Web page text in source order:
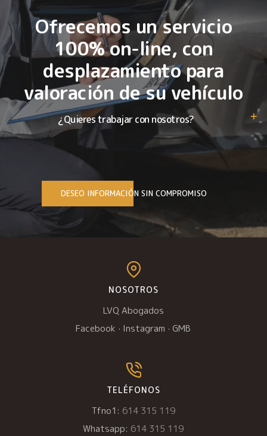
Ofrecemos un servicio
100% on-line, con
desplazamiento para
valoración de su vehículo
¿Quieres trabajar con nosotros?
DESEO INFORMACIÓN SIN COMPROMISO
NOSOTROS
LVQ Abogados
Facebook · Instagram · GMB
TELÉFONOS
Tfno1: 614 315 119
Whatsapp: 614 315 119